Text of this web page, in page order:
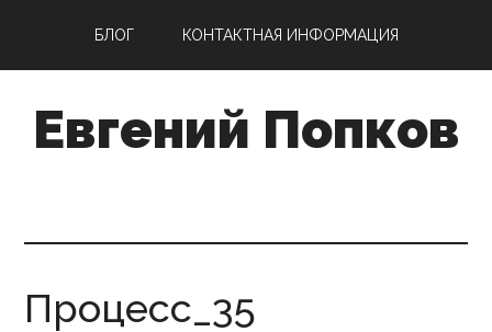
content
sidebar
БЛОГ КОНТАКТНАЯ ИНФОРМАЦИЯ
Евгений Попков
Процесс_35